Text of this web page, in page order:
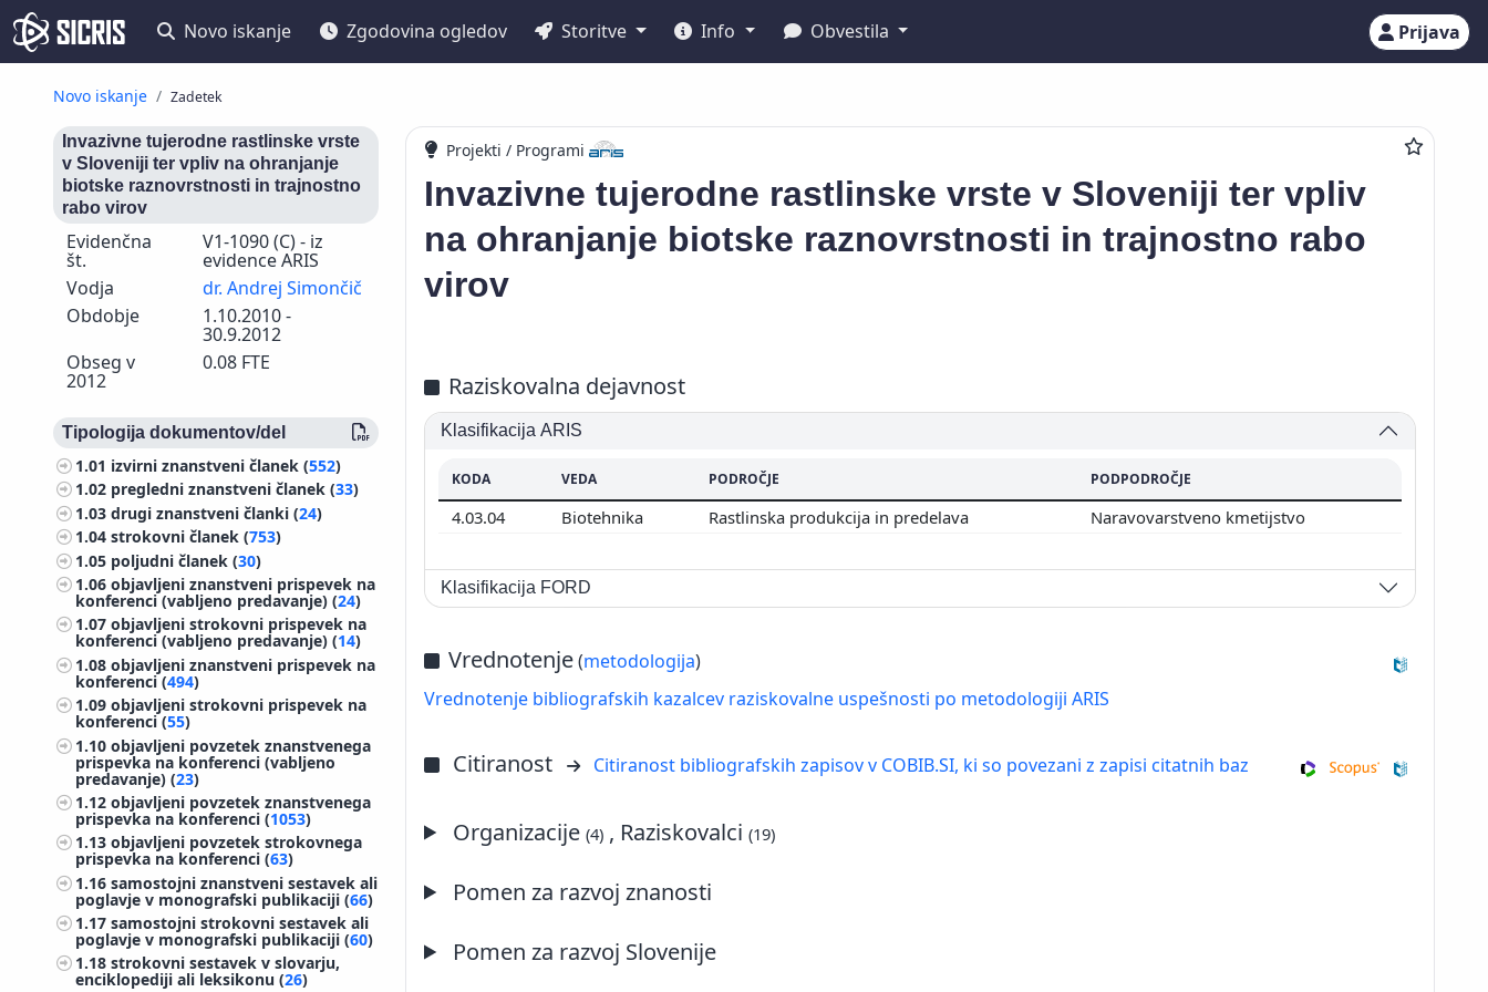
Novo iskanje Zgodovina ogledov Storitve Info Obvestila Prijava
Novo iskanje Zadetek
Invazivne tujerodne rastlinske vrste
v Sloveniji ter vpliv na ohranjanje
biotske raznovrstnosti in trajnostno
rabo virov
Evidenčna
št.
V1-1090 (C) - iz
evidence ARIS
Vodja
dr. Andrej Simončič
Obdobje
1.10.2010 -
30.9.2012
Obseg v
2012
0.08 FTE
Tipologija dokumentov/del
1.01 izvirni znanstveni članek (552)
1.02 pregledni znanstveni članek (33)
1.03drugi znanstveni članki (24)
1.04strokovni članek (753)
1.05 poljudni članek (30)
1.06objavljeni znanstveni prispevek na
konferenci (vabljeno predavanje) (24)
1.07objavljeni strokovni prispevek na
konferenci (vabljeno predavanje) (14)
1.08objavljeni znanstveni prispevek na
konferenci (494)
1.09objavljeni strokovni prispevek na
konferenci (55)
1.10objavljeni povzetek znanstvenega
prispevka na konferenci (vabljeno
predavanje) (23)
1.12objavljeni povzetek znanstvenega
prispevka na konferenci (1053)
1.13objavljeni povzetek strokovnega
prispevka na konferenci (63)
1.16samostojni znanstveni sestavek ali
poglavje v monografski publikaciji (66)
1.17samostojni strokovni sestavek ali
poglavje v monografski publikaciji (60)
1.18strokovni sestavek v slovarju,
enciklopediji ali leksikonu (26)
Projekti / Programi
Invazivne tujerodne rastlinske vrste v Sloveniji ter vpliv
na ohranjanje biotske raznovrstnosti in trajnostno rabo
virov
Raziskovalna dejavnost
Klasifikacija ARIS
KODA VEDA PODROČJE PODPODROČJE
4.03.04 Biotehnika Rastlinska produkcija in predelava Naravovarstveno kmetijstvo
Klasifikacija FORD
Vrednotenje(metodologija)
Vrednotenje bibliografskih kazalcev raziskovalne uspešnosti po metodologiji ARIS
Citiranost Citiranost bibliografskih zapisov v COBIB.SI, ki so povezani z zapisi citatnih baz
Organizacije(4) , Raziskovalci(19)
Pomen za razvoj znanosti
Pomen za razvoj Slovenije